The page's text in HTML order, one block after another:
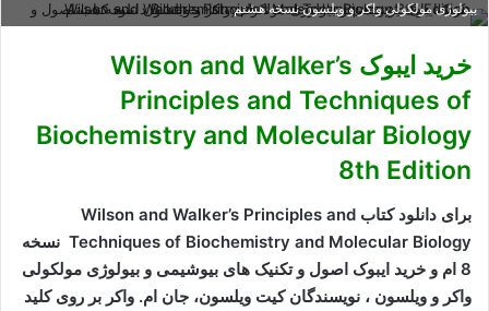
بیولوژی مولکولی واکر و ویلسون نسخه هشتم
خرید ایبوک Wilson and Walker’s
Principles and Techniques of
Biochemistry and Molecular Biology
8th Edition
برای دانلود کتاب Wilson and Walker’s Principles and
Techniques of Biochemistry and Molecular Biology نسخه
8 ام و خرید ایبوک اصول و تکنیک های بیوشیمی و بیولوژی مولکولی
واکر و ویلسون ، نویسندگان کیت ویلسون، جان ام. واکر بر روی کلید